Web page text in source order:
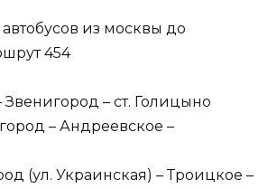
– ст. Голицыно
– Андреевское –
(ул. Украинская) – Троицкое –